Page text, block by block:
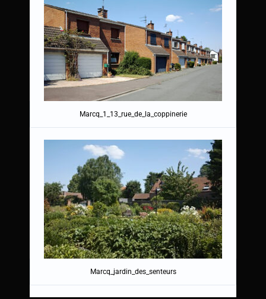
Marcq_1_13_rue_de_la_coppinerie
Marcq_jardin_des_senteurs